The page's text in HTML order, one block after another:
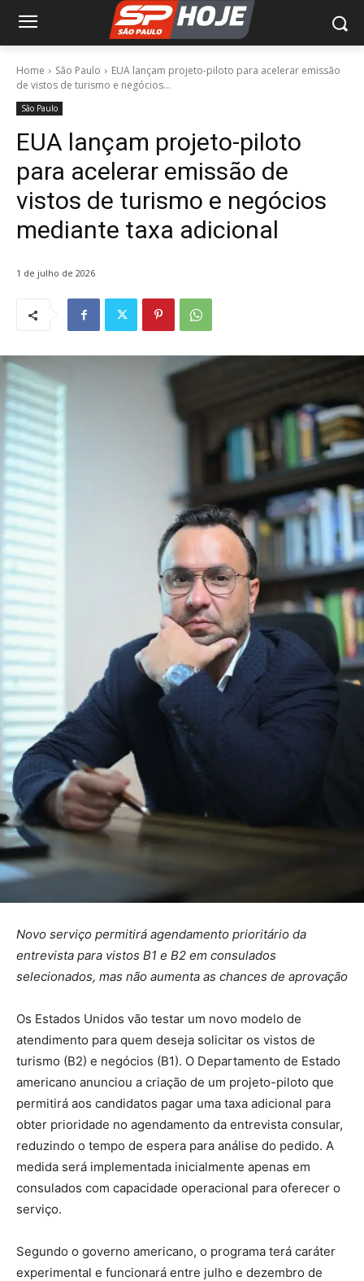
Home São Paulo
EUA lançam projeto-piloto para acelerar emissão
de vistos de turismo e negócios...
São Paulo
EUA lançam projeto-piloto
para acelerar emissão de
vistos de turismo e negócios
mediante taxa adicional
1 de julho de 2026
Novo serviço permitirá agendamento prioritário da
entrevista para vistos B1 e B2 em consulados
selecionados, mas não aumenta as chances de aprovação
Os Estados Unidos vão testar um novo modelo de
atendimento para quem deseja solicitar os vistos de
turismo (B2) e negócios (B1). O Departamento de Estado
americano anunciou a criação de um projeto-piloto que
permitirá aos candidatos pagar uma taxa adicional para
obter prioridade no agendamento da entrevista consular,
reduzindo o tempo de espera para análise do pedido. A
medida será implementada inicialmente apenas em
consulados com capacidade operacional para oferecer o
serviço.
Segundo o governo americano, o programa terá caráter
experimental e funcionará entre julho e dezembro de